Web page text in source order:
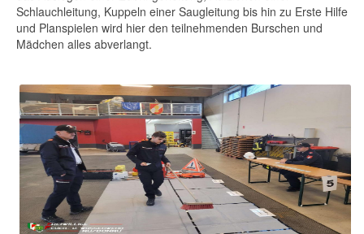
Schlauchleitung, Kuppeln einer Saugleitung bis hin zu Erste Hilfe
und Planspielen wird hier den teilnehmenden Burschen und
Mädchen alles abverlangt.